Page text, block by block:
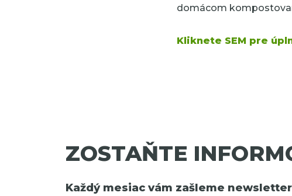
domácom
Kliknete SEM pre
ZOSTAŇTE
Každý mesiac vám zašleme